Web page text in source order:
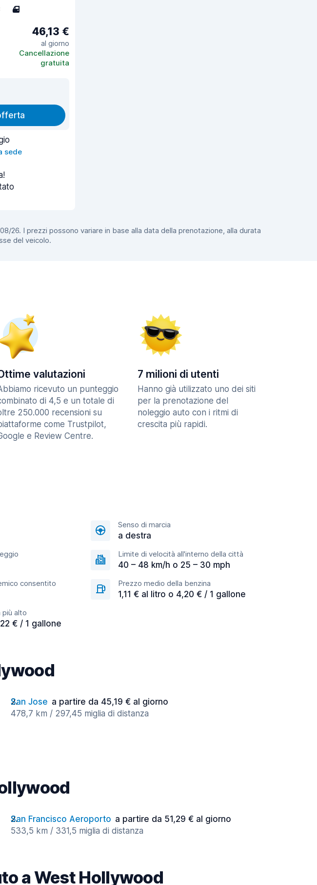
4
46,13 €
al giorno
Cancellazione
gratuita
sede
26. I prezzi possono variare in base alla data della prenotazione, alla durata
del veicolo.
valutazioni
ricevuto un punteggio
di 4,5 e un totale di
250.000 recensioni su
come Trustpilot,
e Review Centre.
7 milioni di utenti
Hanno già utilizzato uno dei siti
per la prenotazione del
noleggio auto con i ritmi di
crescita più rapidi.
Senso di marcia
a destra
Limite di velocità all'interno della città
40 – 48 km/h o 25 – 30 mph
consentito Prezzo medio della benzina
1,11 € al litro o 4,20 € / 1 gallone
più alto
€ / 1 gallone
San Jose a partire da 45,19 € al giorno
478,7 km / 297,45 miglia di distanza
San Francisco Aeroporto a partire da 51,29 € al giorno
533,5 km / 331,5 miglia di distanza
a West Hollywood